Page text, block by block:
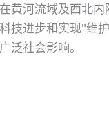
在黄河流域及西北
科技进步和实现"维
广泛社会影响。